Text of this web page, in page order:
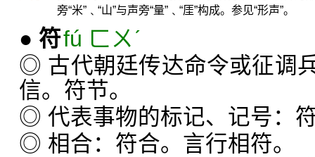
旁“米”﹑“山”与声旁“量”﹑“厓”构成。参见“形声”。
● 符fú ㄈㄨˊ
◎ 古代朝廷传达命令或征调
信。符节。
◎ 代表事物的标记、记号：
◎ 相合：符合。言行相符。